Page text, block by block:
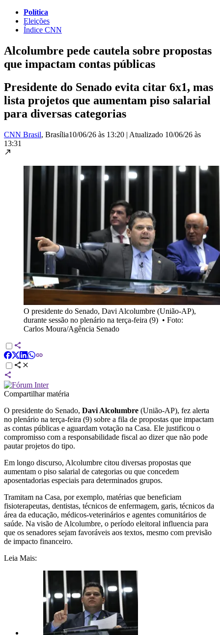
Política
Eleições
Índice CNN
Alcolumbre pede cautela sobre propostas
que impactam contas públicas
Presidente do Senado evita citar 6x1, mas
lista projetos que aumentam piso salarial
para diversas categorias
CNN Brasil, Brasília10/06/26 às 13:20 | Atualizado 10/06/26 às
13:31
O presidente do Senado, Davi Alcolumbre (União-AP),
durante sessão no plenário na terça-feira (9) • Foto:
Carlos Moura/Agência Senado
Compartilhar matéria
O presidente do Senado, Davi Alcolumbre (União-AP), fez alerta
no plenário na terça-feira (9) sobre a fila de propostas que impactam
as contas públicas e aguardam votação na Casa. Ele justificou o
compromisso com a responsabilidade fiscal ao dizer que não pode
pautar projetos do tipo.
Em longo discurso, Alcolumbre citou diversas propostas que
aumentam o piso salarial de categorias ou que concedem
aposentadorias especiais para determinados grupos.
Tramitam na Casa, por exemplo, matérias que beneficiam
fisioterapeutas, dentistas, técnicos de enfermagem, garis, técnicos da
área da educação, médicos-veterinários e agentes comunitários de
saúde. Na visão de Alcolumbre, o período eleitoral influencia para
que os senadores sejam favoráveis aos textos, mesmo com previsão
de impacto financeiro.
Leia Mais: